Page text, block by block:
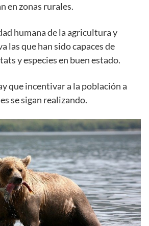
en zonas rurales.
humana de la agricultura y
las que han sido capaces de
y especies en buen estado.
que incentivar a la población a
se sigan realizando.